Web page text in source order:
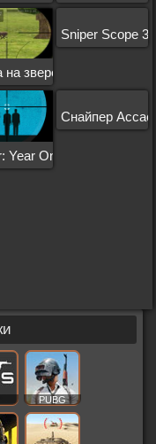
зверей
Sniper Scope 3
Year One
Снайпер
PUBG